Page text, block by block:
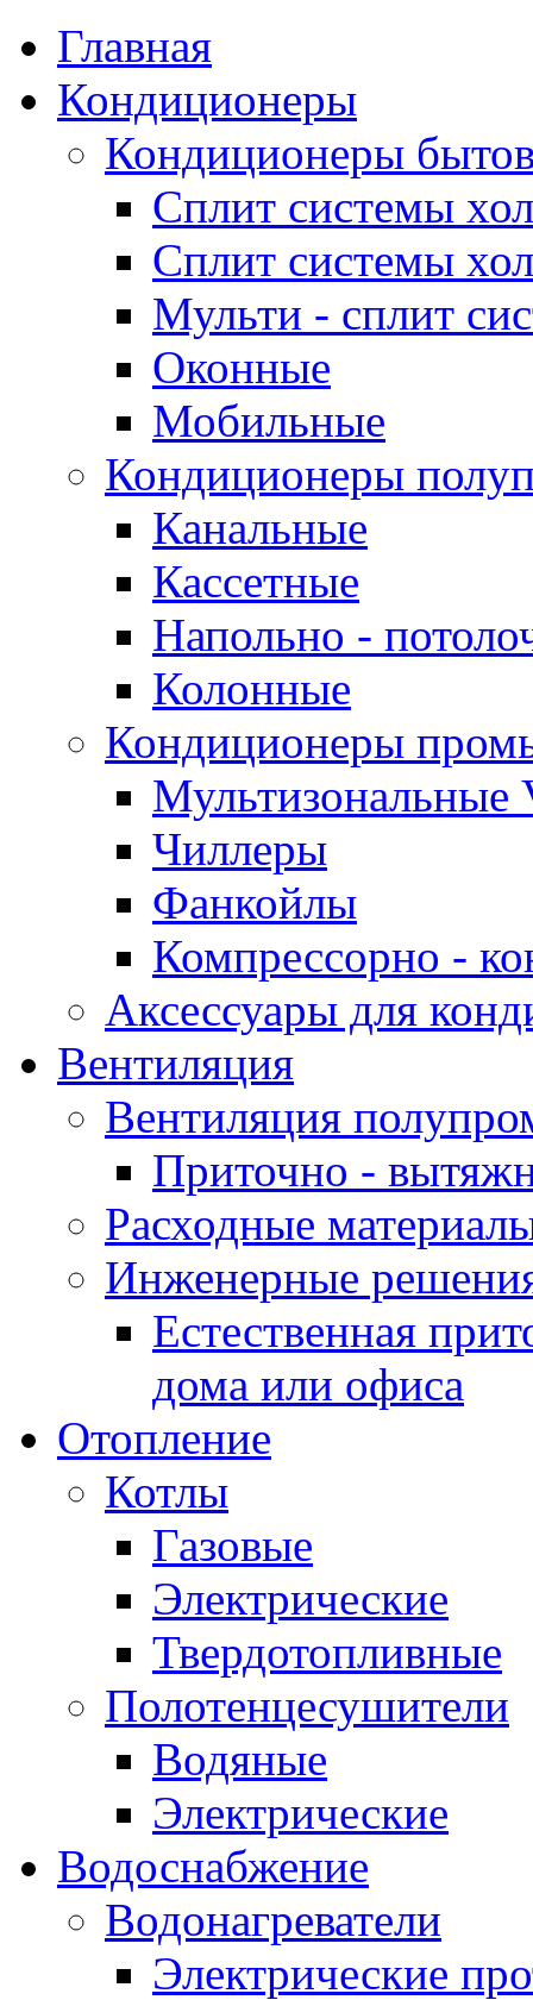
Главная
Кондиционеры
Кондиционеры
Сплит системы
Сплит системы
Мульти - сплит
Оконные
Мобильные
Кондиционеры
Канальные
Кассетные
Напольно -
Колонные
Кондиционеры
Мультизональные
Чиллеры
Фанкойлы
Компрессорно -
Аксессуары для
Вентиляция
Вентиляция
Приточно -
Расходные
Инженерные
Естественная
дома или офиса
Отопление
Котлы
Газовые
Электрические
Твердотопливные
Полотенцесушители
Водяные
Электрические
Водоснабжение
Водонагреватели
Электрические